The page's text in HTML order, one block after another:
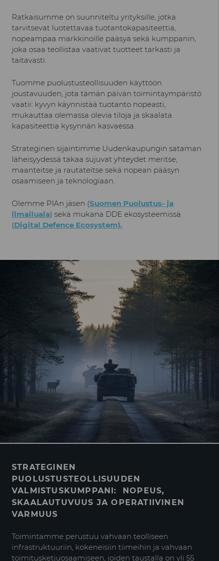
Ratkaisumme on suunniteltu yrityksille, jotka
tarvitsevat luotettavaa tuotantokapasiteettia,
nopeampaa markkinoille pääsyä sekä kumppanin,
joka osaa teollistaa vaativat tuotteet tarkasti ja
taitavasti.
Tuomme puolustusteollisuuden käyttöön
joustavuuden, jota tämän päivän toimintaympäristö
vaatii: kyvyn käynnistää tuotanto nopeasti,
mukauttaa olemassa olevia tiloja ja skaalata
kapasiteettia kysynnän kasvaessa.
Strateginen sijaintimme Uudenkaupungin sataman
läheisyydessä takaa sujuvat yhteydet meritse,
maanteitse ja rautateitse sekä nopean pääsyn
osaamiseen ja teknologiaan.
Olemme PIAn jäsen (Suomen Puolustus- ja
ilmailuala) sekä mukana DDE ekosysteemissä
(Digital Defence Ecosystem).
STRATEGINEN
PUOLUSTUSTEOLLISUUDEN
VALMISTUSKUMPPANI:
NOPEUS,
SKAALAUTUVUUS JA OPERATIIVINEN
VARMUUS
Toimintamme perustuu vahvaan teolliseen
infrastruktuuriin, kokeneisiin tiimeihin ja vahvaan
toimitusketjuosaamiseen, joiden taustalla on yli 55